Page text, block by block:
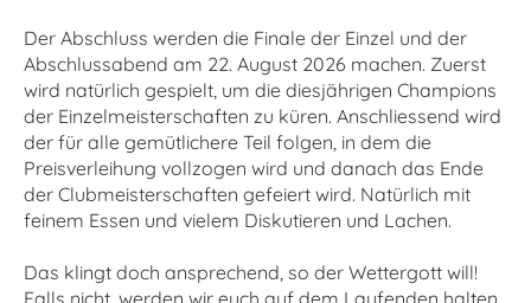
Der Abschluss werden die Finale der Einzel und der
Abschlussabend am 22. August 2026 machen. Zuerst
wird natürlich gespielt, um die diesjährigen Champions
der Einzelmeisterschaften zu küren. Anschliessend wird
der für alle gemütlichere Teil folgen, in dem die
Preisverleihung vollzogen wird und danach das Ende
der Clubmeisterschaften gefeiert wird. Natürlich mit
feinem Essen und vielem Diskutieren und Lachen.
Das klingt doch ansprechend, so der Wettergott will!